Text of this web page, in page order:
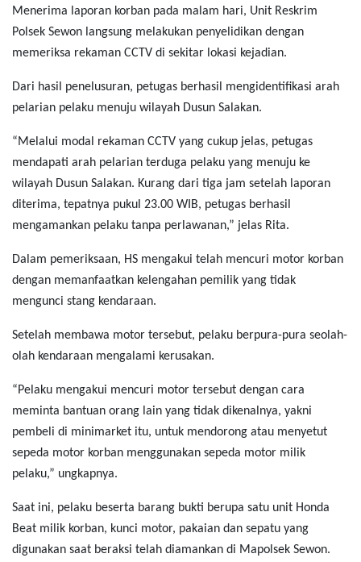
Menerima laporan korban pada malam hari, Unit Reskrim
Polsek Sewon langsung melakukan penyelidikan dengan
memeriksa rekaman CCTV di sekitar lokasi kejadian.
Dari hasil penelusuran, petugas berhasil mengidentifikasi arah
pelarian pelaku menuju wilayah Dusun Salakan.
“Melalui modal rekaman CCTV yang cukup jelas, petugas
mendapati arah pelarian terduga pelaku yang menuju ke
wilayah Dusun Salakan. Kurang dari tiga jam setelah laporan
diterima, tepatnya pukul 23.00 WIB, petugas berhasil
mengamankan pelaku tanpa perlawanan,” jelas Rita.
Dalam pemeriksaan, HS mengakui telah mencuri motor korban
dengan memanfaatkan kelengahan pemilik yang tidak
mengunci stang kendaraan.
Setelah membawa motor tersebut, pelaku berpura-pura seolah-
olah kendaraan mengalami kerusakan.
“Pelaku mengakui mencuri motor tersebut dengan cara
meminta bantuan orang lain yang tidak dikenalnya, yakni
pembeli di minimarket itu, untuk mendorong atau menyetut
sepeda motor korban menggunakan sepeda motor milik
pelaku,” ungkapnya.
Saat ini, pelaku beserta barang bukti berupa satu unit Honda
Beat milik korban, kunci motor, pakaian dan sepatu yang
digunakan saat beraksi telah diamankan di Mapolsek Sewon.